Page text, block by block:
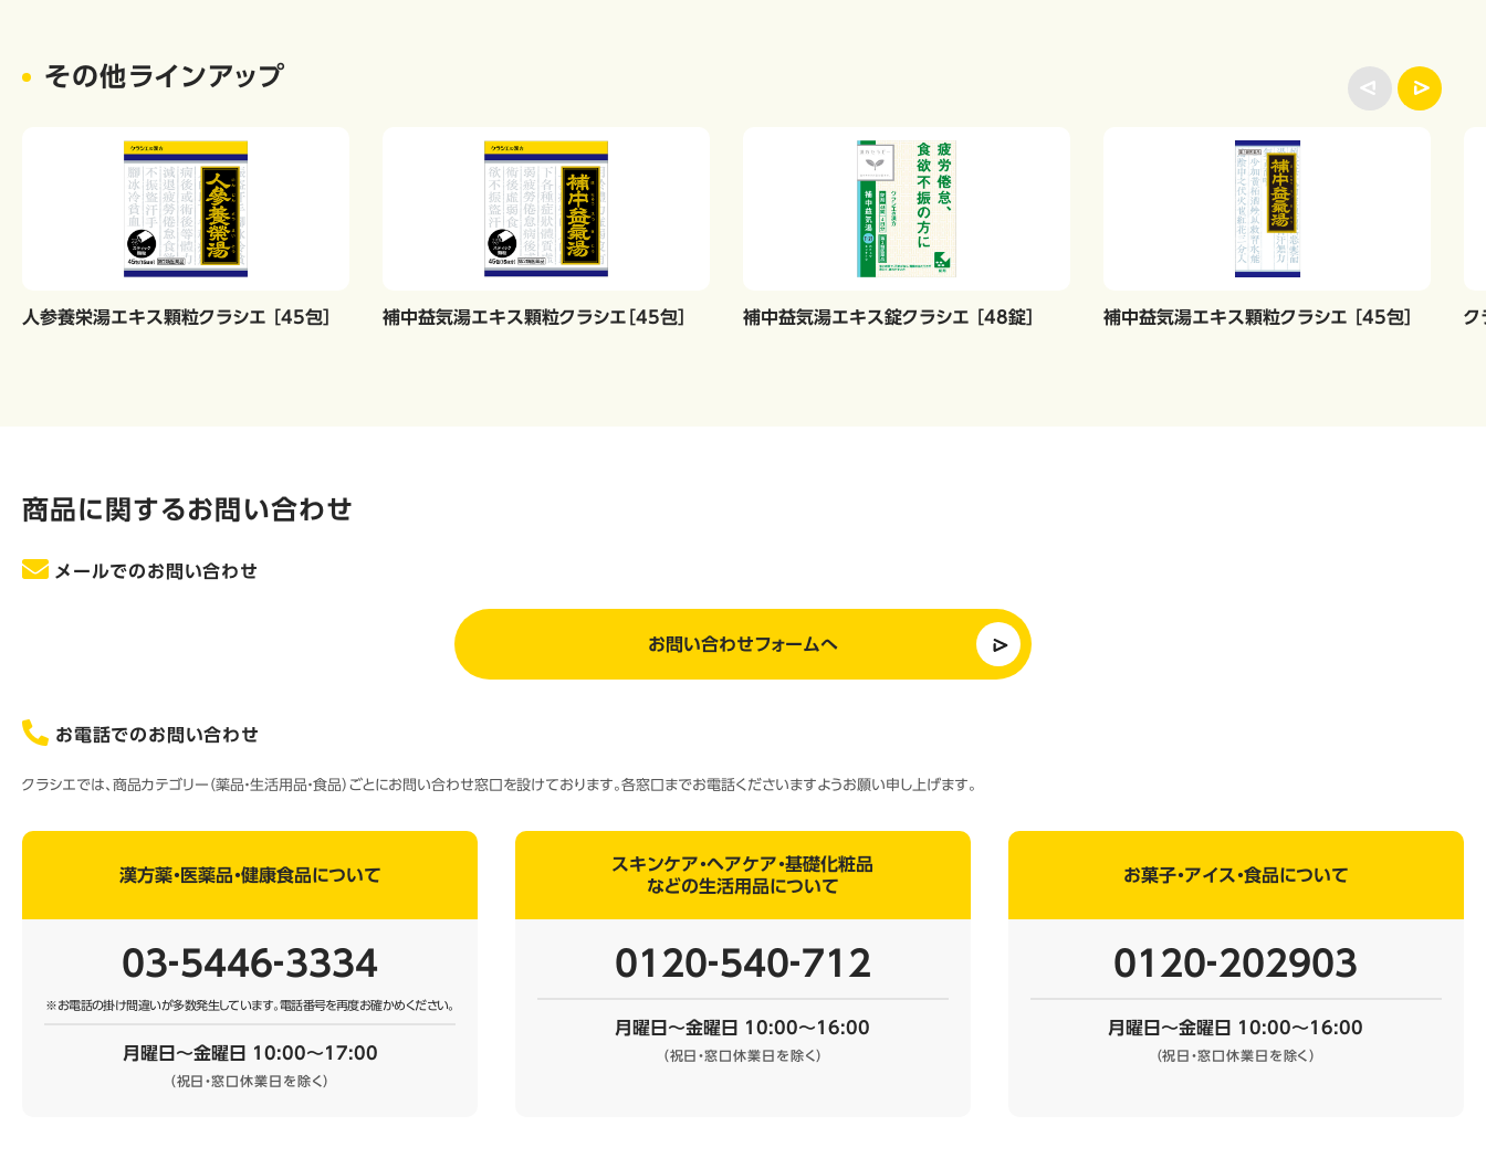
その他ラインアップ
人参養栄湯エキス顆粒クラシエ ［45包］ 補中益気湯エキス顆粒クラシエ［45包］ 補中益気湯エキス錠クラシエ ［48錠］ 補中益気湯エキス顆粒クラシエ ［45包］ ク
商品に関するお問い合わせ
メールでのお問い合わせ
お問い合わせフォームへ
お電話でのお問い合わせ
クラシエでは、商品カテゴリー（薬品・生活用品・食品）ごとにお問い合わせ窓口を設けております。各窓口までお電話くださいますようお願い申し上げます。
漢方薬・医薬品・健康食品について
03‐5446‐3334
※お電話の掛け間違いが多数発生しています。電話番号を再度お確かめください。
月曜日～金曜日 10:00～17:00
（祝日・窓口休業日を除く）
スキンケア・ヘアケア・基礎化粧品
などの生活用品について
0120‐540‐712
月曜日～金曜日 10:00～16:00
（祝日・窓口休業日を除く）
お菓子・アイス・食品について
0120‐202903
月曜日～金曜日 10:00～16:00
（祝日・窓口休業日を除く）